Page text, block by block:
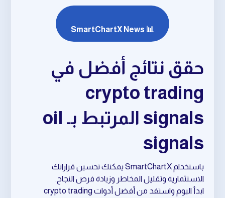
📊 SmartChartX News
حقق نتائج أفضل في
crypto trading
signals المرتبط بـ oil
signals
باستخدام SmartChartX يمكنك تحسين قراراتك
الاستثمارية وتقليل المخاطر وزيادة فرص النجاح.
ابدأ اليوم واستفد من أفضل أدوات crypto trading